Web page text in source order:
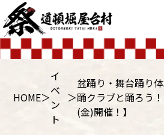
HOME＞
イ
ベ
ン
ト
＞
盆踊り・舞台踊り
踊クラブと踊ろう
(金)開催！】